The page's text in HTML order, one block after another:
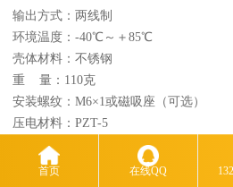
输出方式：两线制
环境温度：-40℃～＋85℃
壳体材料：不锈钢
重 量：110克
安装螺纹：M6×1或磁吸座（可选）
压电材料：PZT-5
安装/接线
安装：先在被测点处开个M6安装孔，
首页 在线QQ